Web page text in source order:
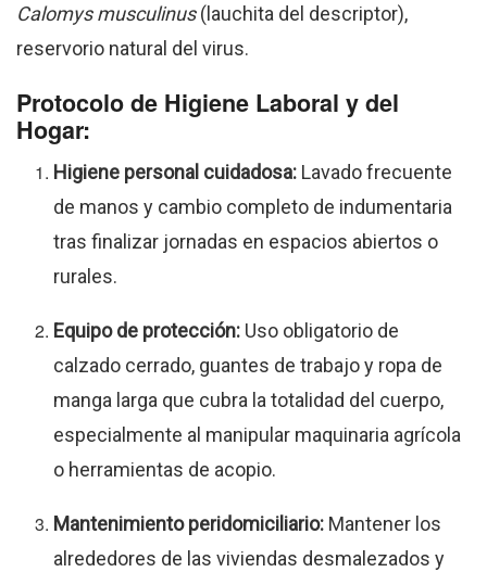
Calomys musculinus(lauchita del descriptor),
reservorio natural del virus.
Protocolo de Higiene Laboral y del
Hogar:
Higiene personal cuidadosa: Lavado frecuente
de manos y cambio completo de indumentaria
tras finalizar jornadas en espacios abiertos o
rurales.
Equipo de protección: Uso obligatorio de
calzado cerrado, guantes de trabajo y ropa de
manga larga que cubra la totalidad del cuerpo,
especialmente al manipular maquinaria agrícola
o herramientas de acopio.
Mantenimiento peridomiciliario: Mantener los
alrededores de las viviendas desmalezados y